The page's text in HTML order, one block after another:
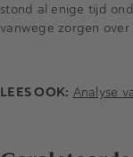
stond al enige tijd
vanwege zorgen
LEES OOK: Analyse